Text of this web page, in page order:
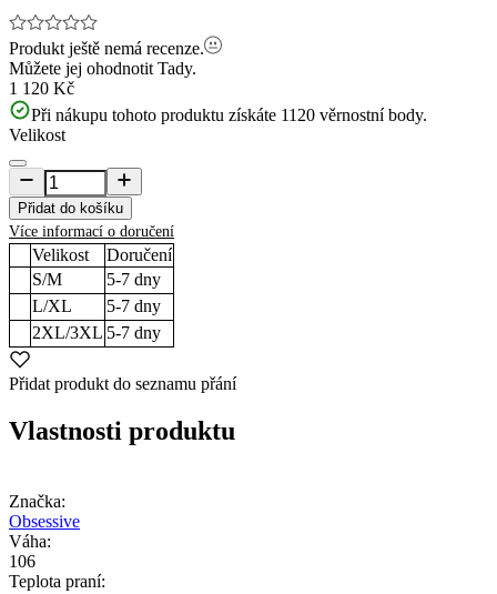
Produkt ještě nemá recenze.
Můžete jej ohodnotit Tady.
1 120 Kč
Při nákupu tohoto produktu získáte 1120 věrnostní body.
Velikost
Přidat do košíku
Více informací o doručení
Velikost
Doručení
S/M
5-7 dny
L/XL
5-7 dny
2XL/3XL 5-7 dny
Přidat produkt do seznamu přání
Vlastnosti produktu
Značka:
Obsessive
Váha:
106
Teplota praní: